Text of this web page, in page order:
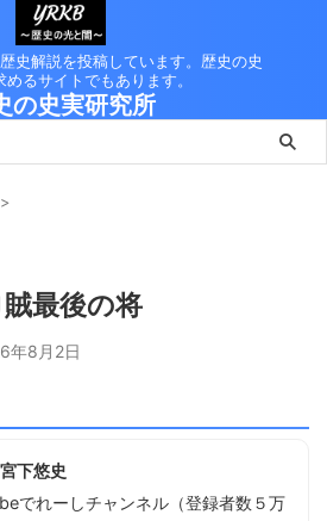
史解説を投稿しています。歴史の史
るサイトでもあります。
の史実研究所
>
最後の将
年8月2日
宮下悠史
でれーしチャンネル（登録者数５万